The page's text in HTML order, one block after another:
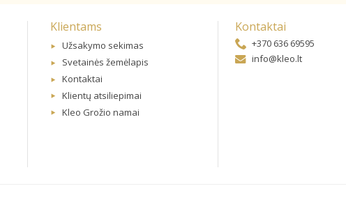
Klientams
Užsakymo sekimas
Svetainės žemėlapis
Kontaktai
Klientų atsiliepimai
Kleo Grožio namai
Kontaktai
+370 636 69595
info@kleo.lt